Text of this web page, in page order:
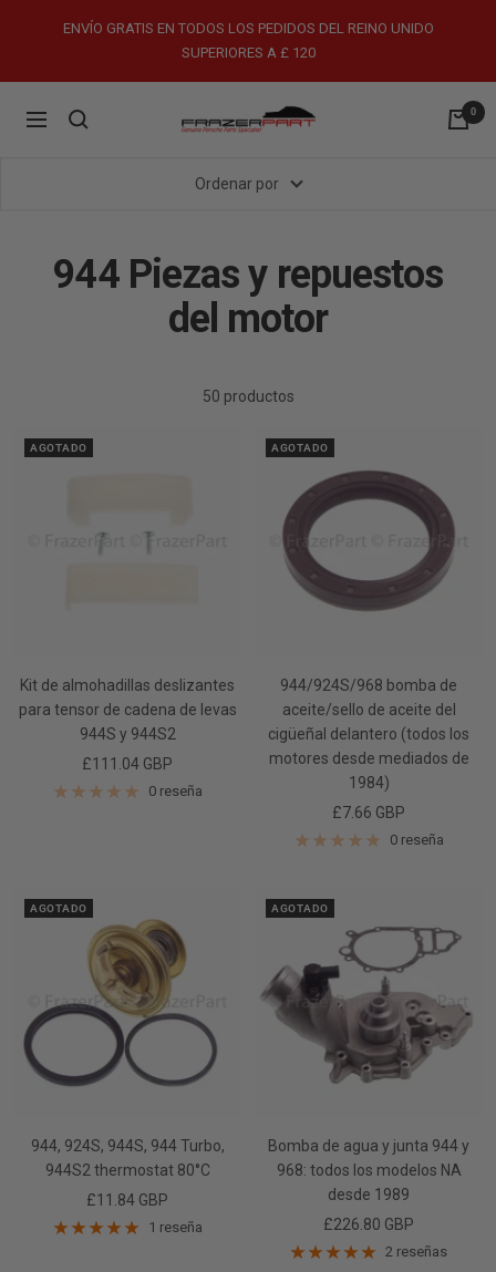
ENVÍO GRATIS EN TODOS LOS PEDIDOS DEL REINO UNIDO
SUPERIORES A £ 120
Navigación
FrazerPart
0
Ordenar por
944 Piezas y repuestos
del motor
50 productos
AGOTADO
Kit de almohadillas deslizantes
para tensor de cadena de levas
944S y 944S2
Precio
de
£111.04 GBP
0 reseña
AGOTADO
944/924S/968 bomba de
aceite/sello de aceite del
cigüeñal delantero (todos los
motores desde mediados de
1984)
Precio
de
£7.66 GBP
0 reseña
AGOTADO
944, 924S, 944S, 944 Turbo,
944S2 thermostat 80°C
Precio
de
£11.84 GBP
1 reseña
AGOTADO
Bomba de agua y junta 944 y
968: todos los modelos NA
desde 1989
Precio
de
£226.80 GBP
2 reseñas